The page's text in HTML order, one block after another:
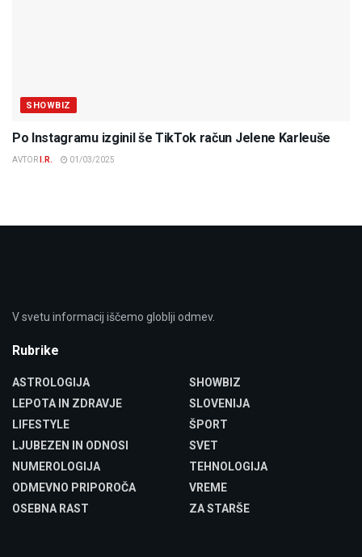
SHOWBIZ
Po Instagramu izginil še TikTok račun Jelene Karleuše
AVTOR I.R. 01/03/2025
V svetu informacij iščemo globlji odmev.
Rubrike
ASTROLOGIJA
LEPOTA IN ZDRAVJE
LIFESTYLE
LJUBEZEN IN ODNOSI
NUMEROLOGIJA
ODMEVNO PRIPOROČA
OSEBNA RAST
SHOWBIZ
SLOVENIJA
ŠPORT
SVET
TEHNOLOGIJA
VREME
ZA STARŠE